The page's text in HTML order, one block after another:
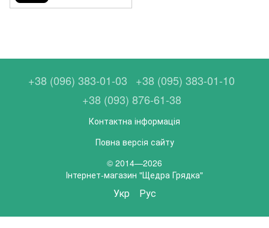
+38 (096) 383-01-03
+38 (095) 383-01-10
+38 (093) 876-61-38
Контактна інформація
Повна версія сайту
© 2014—2026
Інтернет-магазин "Щедра Грядка"
Укр Рус